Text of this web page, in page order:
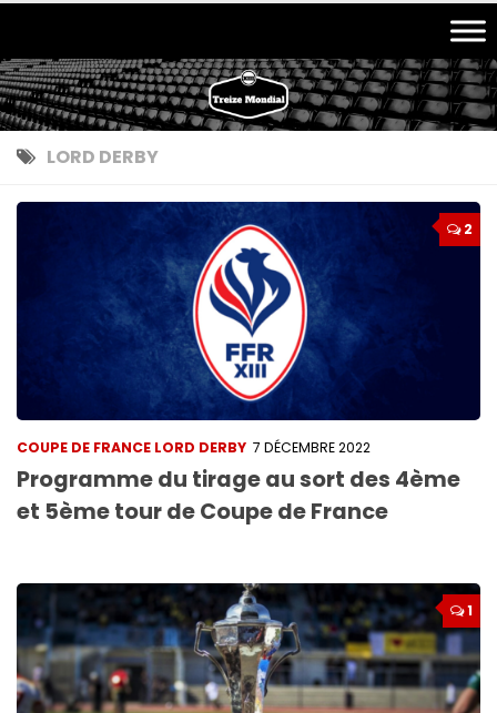
LORD DERBY
2
COUPE DE FRANCE LORD DERBY 7 DÉCEMBRE 2022
Programme du tirage au sort des 4ème
et 5ème tour de Coupe de France
1